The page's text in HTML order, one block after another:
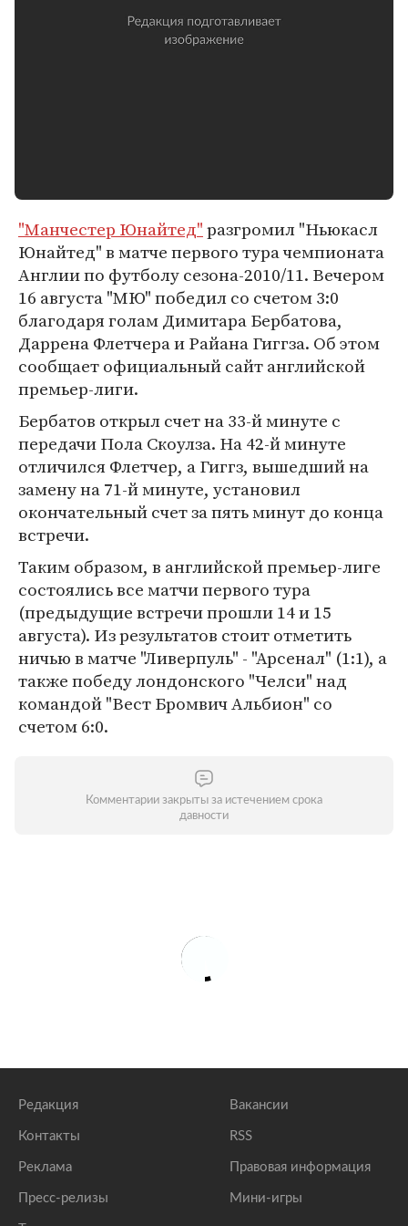
"Манчестер Юнайтед"разгромил "Ньюкасл
Юнайтед" в матче первого тура чемпионата
Англии по футболу сезона-2010/11. Вечером
16 августа "МЮ" победил со счетом 3:0
благодаря голам Димитара Бербатова,
Даррена Флетчера и Райана Гиггза. Об этом
сообщает официальный сайт английской
премьер-лиги.
Бербатов открыл счет на 33-й минуте с
передачи Пола Скоулза. На 42-й минуте
отличился Флетчер, а Гиггз, вышедший на
замену на 71-й минуте, установил
окончательный счет за пять минут до конца
встречи.
Таким образом, в английской премьер-лиге
состоялись все матчи первого тура
(предыдущие встречи прошли 14 и 15
августа). Из результатов стоит отметить
ничью в матче "Ливерпуль" - "Арсенал" (1:1), а
также победу лондонского "Челси" над
командой "Вест Бромвич Альбион" со
счетом 6:0.
Комментарии закрыты за истечением срока
давности
Редакция
Контакты
Реклама
Пресс-релизы
Вакансии
RSS
Правовая информация
Мини-игры